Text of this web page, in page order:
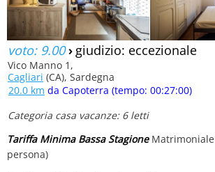
voto: 9.00› giudizio: eccezionale
Vico Manno 1,
Cagliari (CA), Sardegna
20.0 km da Capoterra (tempo: 00:27:00)
Categoria casa vacanze: 6 letti
Tariffa Minima Bassa StagioneMatrimoniale
persona)